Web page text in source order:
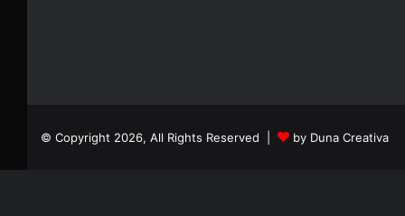
© Copyright 2026, All Rights Reserved | by Duna Creativa